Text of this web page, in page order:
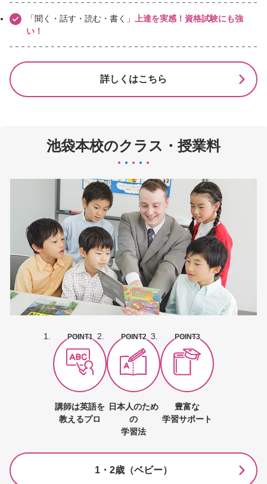
「聞く・話す・読む・書く」
上達を実感！資格試験にも強
い！
詳しくはこちら
池袋本校のクラス・授業料
POINT1
講師は英語を
教えるプロ
POINT2
日本人のため
の
学習法
POINT3
豊富な
学習サポート
1・2歳（ベビー）